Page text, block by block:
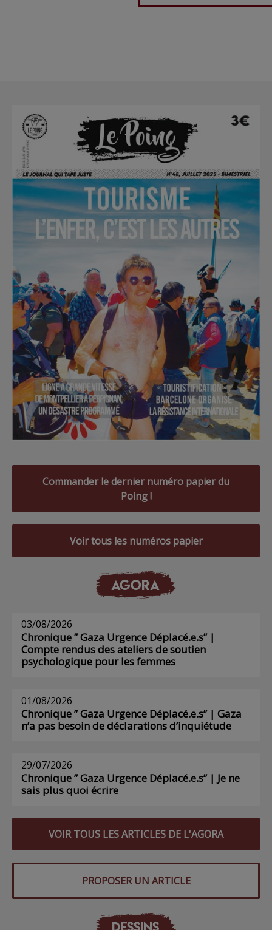
Commander le dernier numéro papier du
Poing !
Voir tous les numéros papier
AGORA
03/08/2026
Chronique ” Gaza Urgence Déplacé.e.s” |
Compte rendus des ateliers de soutien
psychologique pour les femmes
01/08/2026
Chronique ” Gaza Urgence Déplacé.e.s” | Gaza
n’a pas besoin de déclarations d’inquiétude
29/07/2026
Chronique ” Gaza Urgence Déplacé.e.s” | Je ne
sais plus quoi écrire
VOIR TOUS LES ARTICLES DE L'AGORA
PROPOSER UN ARTICLE